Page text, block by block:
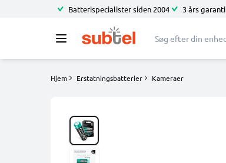
Batterispecialister siden 2004 3 års garanti
Hjem Erstatningsbatterier Kameraer